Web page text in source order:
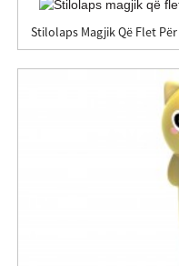
Stilolaps Magjik Që Flet